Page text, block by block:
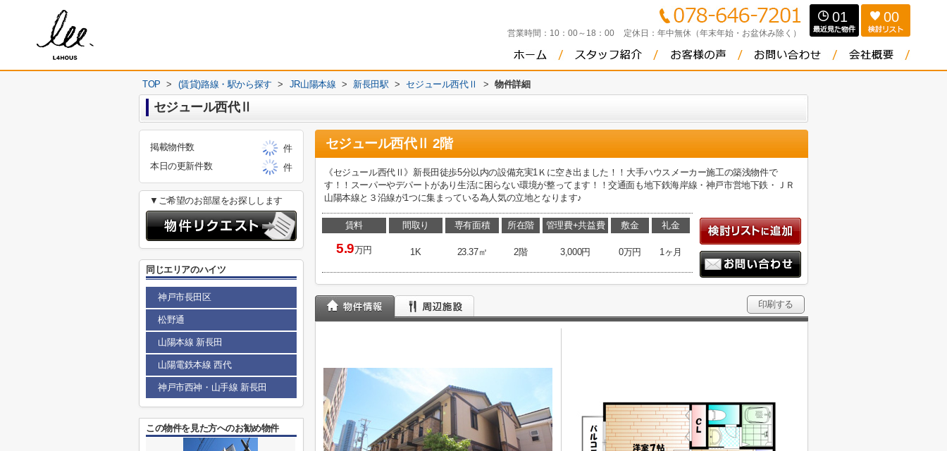
営業時間： 10：00～18：00 定休日： 年中無休（年末年始・お盆休み除く）
01 00
TOP > (賃貸)路線・駅から探す > JR山陽本線 > 新長田駅 > セジュール西代Ⅱ > 物件詳細
セジュール西代Ⅱ
セジュール西代Ⅱ 2階
《セジュール西代Ⅱ》新長田徒歩5分以内の設備充実1Ｋに空き出ました！！大手ハウスメーカー施工の築浅物件で
す！！スーパーやデパートがあり生活に困らない環境が整ってます！！交通面も地下鉄海岸線・神戸市営地下鉄・ＪＲ
山陽本線と３沿線が1つに集まっている為人気の立地となります♪
賃料
5.9万円
間取り
1K
専有面積
23.37㎡
所在階
2階
管理費+共益費
3,000円
敷金
0万円
礼金
1ヶ月
印刷する
掲載物件数
件
本日の更新件数
件
▼ご希望のお部屋をお探しします
同じエリアのハイツ
神戸市長田区
松野通
山陽本線 新長田
山陽電鉄本線 西代
神戸市西神・山手線 新長田
この物件を見た方へのお勧め物件